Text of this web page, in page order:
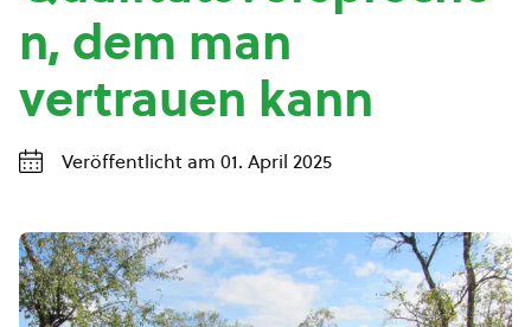
n, dem man
vertrauen kann
Veröffentlicht am 01. April 2025